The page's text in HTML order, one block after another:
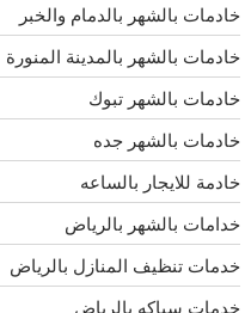
خادمات بالشهر بالدمام والخبر
خادمات بالشهر بالمدينة المنورة
خادمات بالشهر تبوك
خادمات بالشهر جده
خادمة للايجار بالساعه
خدامات بالشهر بالرياض
خدمات تنظيف المنازل بالرياض
خدمات سباكه بالرياض